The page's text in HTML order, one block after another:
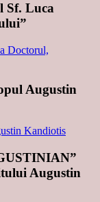
Sf. Luca
Augustin
Augustin